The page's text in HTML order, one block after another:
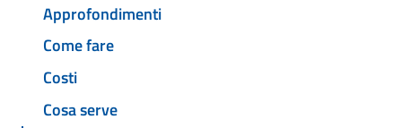
Approfondimenti
Come fare
Costi
Cosa serve